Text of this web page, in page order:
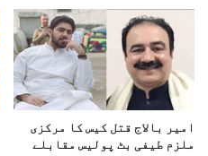
امیر بالاج قتل کیس کا مرکزی
ملزم طیفی بٹ پولیس مقابلے